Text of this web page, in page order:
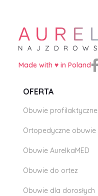
PDF
Made with ♥️ in Poland
OFERTA
Obuwie profilaktyczne
Ortopedyczne obuwie
Obuwie AurelkaMED
Obuwie do ortez
Obuwie dla dorosłych